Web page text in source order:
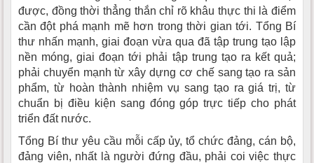
được, đồng thời thẳng thắn chỉ rõ khâu thực thi là điểm
cần đột phá mạnh mẽ hơn trong thời gian tới. Tổng Bí
thư nhấn mạnh, giai đoạn vừa qua đã tập trung tạo lập
nền móng, giai đoạn tới phải tập trung tạo ra kết quả;
phải chuyển mạnh từ xây dựng cơ chế sang tạo ra sản
phẩm, từ hoàn thành nhiệm vụ sang tạo ra giá trị, từ
chuẩn bị điều kiện sang đóng góp trực tiếp cho phát
triển đất nước.
Tổng Bí thư yêu cầu mỗi cấp ủy, tổ chức đảng, cán bộ,
đảng viên, nhất là người đứng đầu, phải coi việc thực